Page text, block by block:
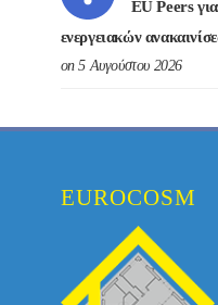
EU Peers
ενεργειακών
on 5 Αυγούστου 2026
EUROCOSM